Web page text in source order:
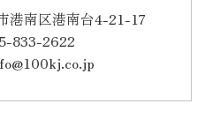
港南区港南台4-21-17
833-2622